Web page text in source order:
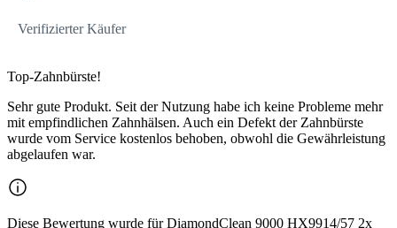
Verifizierter Käufer
Top-Zahnbürste!
Sehr gute Produkt. Seit der Nutzung habe ich keine Probleme mehr
mit empfindlichen Zahnhälsen. Auch ein Defekt der Zahnbürste
wurde vom Service kostenlos behoben, obwohl die Gewährleistung
abgelaufen war.
Diese Bewertung wurde für DiamondClean 9000 HX9914/57 2x